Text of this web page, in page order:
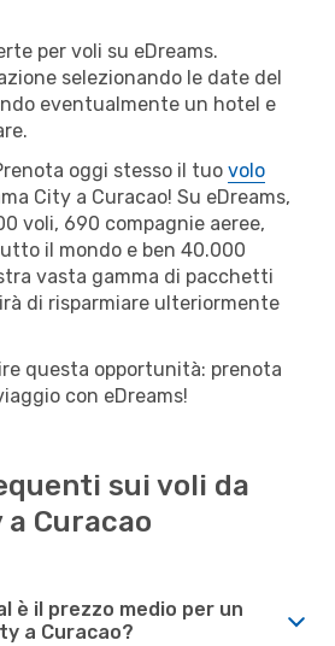
per voli su eDreams.
selezionando le date del
eventualmente un hotel e
oggi stesso il tuo volo
City a Curacao! Su eDreams,
voli, 690 compagnie aeree,
il mondo e ben 40.000
vasta gamma di pacchetti
di risparmiare ulteriormente
questa opportunità: prenota
con eDreams!
sui voli da
a Curacao
è il prezzo medio per un
a Curacao?